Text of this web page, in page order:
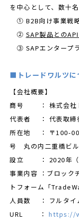
を中心として、数十
① B2B向け事業戦
② SAP製品との
③ SAPエンタープ
■トレードワルツに
【会社概要】
商号 ： 株式会社
代表者 ： 代表取
所在地 ： 〒100-
号 丸の内二重橋ビ
設立 ： 2020年（
事業内容 ：ブロック
トフォーム「
人員数 ： フルタイ
URL ： https://